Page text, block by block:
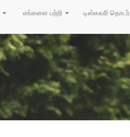
எங்களை பற்றி டிஸ்கவரி தொடர்